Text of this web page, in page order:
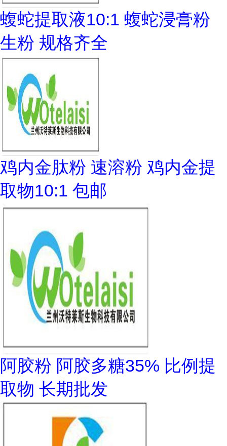
蝮蛇提取液10:1 蝮蛇浸膏粉
生粉 规格齐全
鸡内金肽粉 速溶粉 鸡内金提
取物10:1 包邮
阿胶粉 阿胶多糖35% 比例提
取物 长期批发